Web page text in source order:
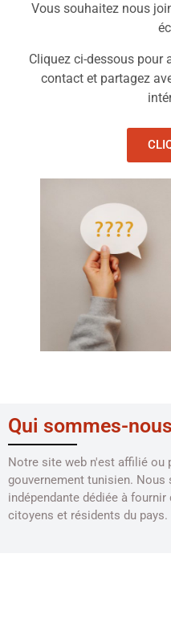
Vous souhaitez nous
Cliquez ci-dessous pour
contact et partagez
Qui sommes-
Notre site web n'est affilié ou
gouvernement tunisien. Nous
indépendante dédiée à
citoyens et résidents du pays.